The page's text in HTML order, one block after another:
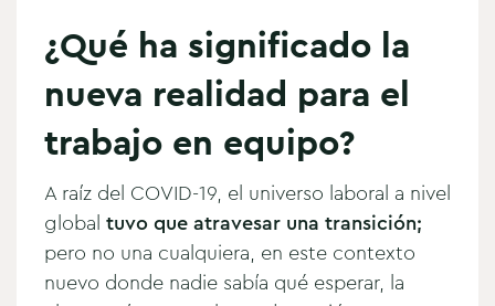
¿Qué ha significado la
nueva realidad para el
trabajo en equipo?
A raíz del COVID-19, el universo laboral a nivel
global tuvo que atravesar una transición;
pero no una cualquiera, en este contexto
nuevo donde nadie sabía qué esperar, la